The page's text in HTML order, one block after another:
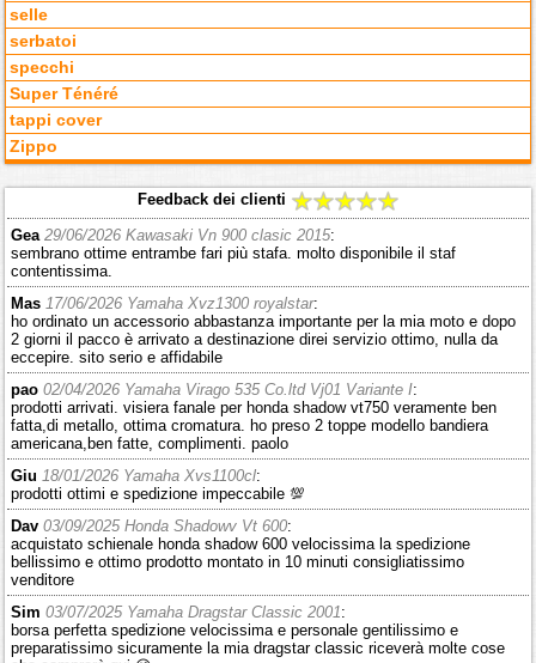
selle
serbatoi
specchi
Super Ténéré
tappi cover
Zippo
Feedback dei clienti
Gea 29/06/2026 Kawasaki Vn 900 clasic 2015:
sembrano ottime entrambe fari più stafa. molto disponibile il staf
contentissima.
Mas 17/06/2026 Yamaha Xvz1300 royalstar:
ho ordinato un accessorio abbastanza importante per la mia moto e dopo
2 giorni il pacco è arrivato a destinazione direi servizio ottimo, nulla da
eccepire. sito serio e affidabile
pao 02/04/2026 Yamaha Virago 535 Co.ltd Vj01 Variante I:
prodotti arrivati. visiera fanale per honda shadow vt750 veramente ben
fatta,di metallo, ottima cromatura. ho preso 2 toppe modello bandiera
americana,ben fatte, complimenti. paolo
Giu 18/01/2026 Yamaha Xvs1100cl:
prodotti ottimi e spedizione impeccabile 💯
Dav 03/09/2025 Honda Shadowv Vt 600:
acquistato schienale honda shadow 600 velocissima la spedizione
bellissimo e ottimo prodotto montato in 10 minuti consigliatissimo
venditore
Sim 03/07/2025 Yamaha Dragstar Classic 2001:
borsa perfetta spedizione velocissima e personale gentilissimo e
preparatissimo sicuramente la mia dragstar classic riceverà molte cose